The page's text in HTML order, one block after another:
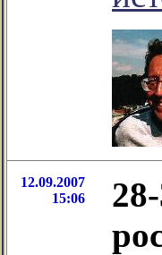
12.09.2007
15:06